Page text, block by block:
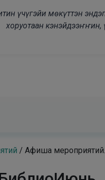
үчүгэйи мөкүттэн
хоруотаан кэнэйдээҥҥин,
/ Афиша